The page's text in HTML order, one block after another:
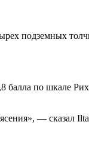
подземных
по шкале
— сказал